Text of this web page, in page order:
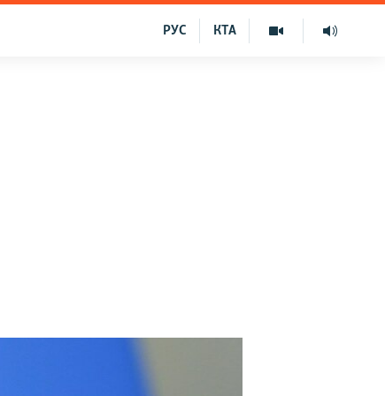
КТА
РУС